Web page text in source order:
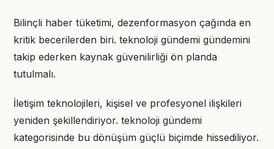
Bilinçli haber tüketimi, dezenformasyon çağında en
kritik becerilerden biri. teknoloji gündemi gündemini
takip ederken kaynak güvenilirliği ön planda
tutulmalı.
İletişim teknolojileri, kişisel ve profesyonel ilişkileri
yeniden şekillendiriyor. teknoloji gündemi
kategorisinde bu dönüşüm güçlü biçimde hissediliyor.